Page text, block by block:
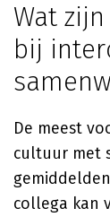
Wat
bij
De meest
cultuur met
collega kan